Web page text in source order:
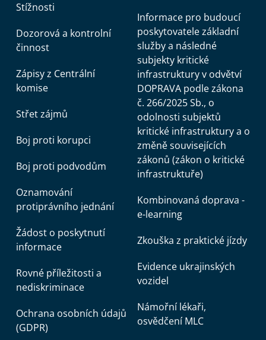
Stížnosti
Dozorová a kontrolní
činnost
Zápisy z Centrální
komise
Střet zájmů
Boj proti korupci
Boj proti podvodům
Oznamování
protiprávního jednání
Žádost o poskytnutí
informace
Rovné příležitosti a
nediskriminace
Ochrana osobních údajů
(GDPR)
Informace pro budoucí
poskytovatele základní
služby a následné
subjekty kritické
infrastruktury v odvětví
DOPRAVA podle zákona
č. 266/2025 Sb., o
odolnosti subjektů
kritické infrastruktury a o
změně souvisejících
zákonů (zákon o kritické
infrastruktuře)
Kombinovaná doprava -
e-learning
Zkouška z praktické jízdy
Evidence ukrajinských
vozidel
Námořní lékaři,
osvědčení MLC